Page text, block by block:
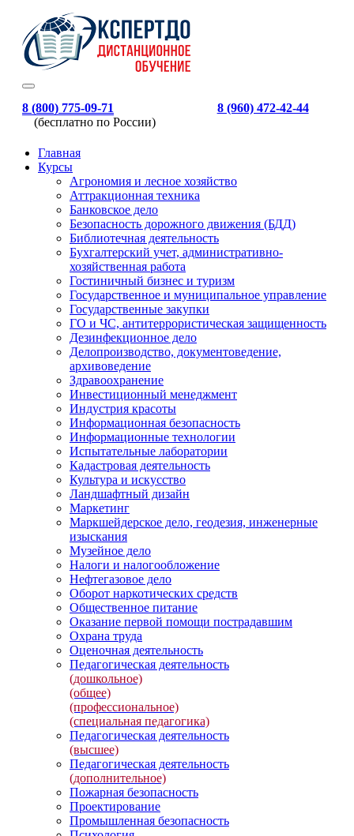
8 (800) 775-09-71
(бесплатно по России)
8 (960) 472-42-44
Главная
Курсы
Агрономия и лесное хозяйство
Аттракционная техника
Банковское дело
Безопасность дорожного движения (БДД)
Библиотечная деятельность
Бухгалтерский учет, административно-
хозяйственная работа
Гостиничный бизнес и туризм
Государственное и муниципальное управление
Государственные закупки
ГО и ЧС, антитеррористическая защищенность
Дезинфекционное дело
Делопроизводство, документоведение,
архивоведение
Здравоохранение
Инвестиционный менеджмент
Индустрия красоты
Информационная безопасность
Информационные технологии
Испытательные лаборатории
Кадастровая деятельность
Культура и искусство
Ландшафтный дизайн
Маркетинг
Маркшейдерское дело, геодезия, инженерные
изыскания
Музейное дело
Налоги и налогообложение
Нефтегазовое дело
Оборот наркотических средств
Общественное питание
Оказание первой помощи пострадавшим
Охрана труда
Оценочная деятельность
Педагогическая деятельность
(дошкольное)
(общее)
(профессиональное)
(специальная педагогика)
Педагогическая деятельность
(высшее)
Педагогическая деятельность
(дополнительное)
Пожарная безопасность
Проектирование
Промышленная безопасность